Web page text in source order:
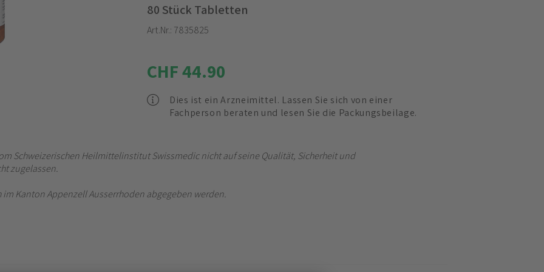
80 Stück Tabletten
Art.Nr.: 7835825
CHF 44.90
Dies ist ein Arzneimittel. Lassen Sie sich von einer
Fachperson beraten und lesen Sie die Packungsbeilage.
Schweizerischen Heilmittelinstitut Swissmedic nicht auf seine Qualität, Sicherheit und
zugelassen.
im Kanton Appenzell Ausserrhoden abgegeben werden.